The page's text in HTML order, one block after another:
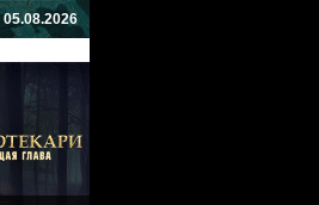
05.08.2026